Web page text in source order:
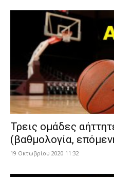
Τρεις ομάδες
(βαθμολογία,
19 Οκτωβρίου 2020 11:32